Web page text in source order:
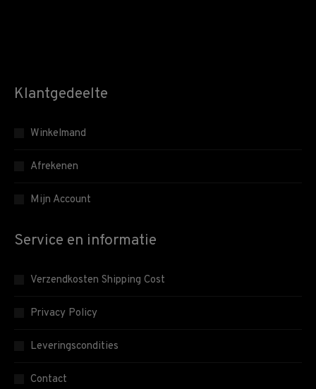
Klantgedeelte
Winkelmand
Afrekenen
Mijn Account
Service en informatie
Verzendkosten Shipping Cost
Privacy Policy
Leveringscondities
Contact